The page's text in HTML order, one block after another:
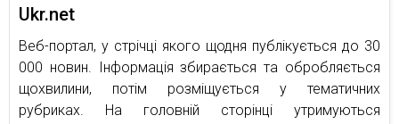
Ukr.net
Веб-портал, у стрічці якого щодня публікується до 30
000 новин. Інформація збирається та обробляється
щохвилини, потім розміщується у тематичних
рубриках. На головній сторінці утримуються